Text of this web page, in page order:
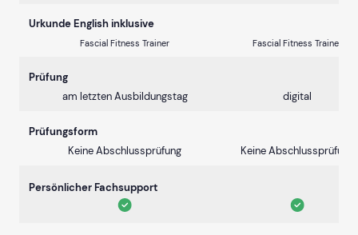
Urkunde English inklusive
Fascial Fitness Trainer Fascial Fitness Trainer
Prüfung
am letzten Ausbildungstag
digital
Prüfungsform
Keine Abschlussprüfung
Keine Abschlussprüfung
Persönlicher Fachsupport